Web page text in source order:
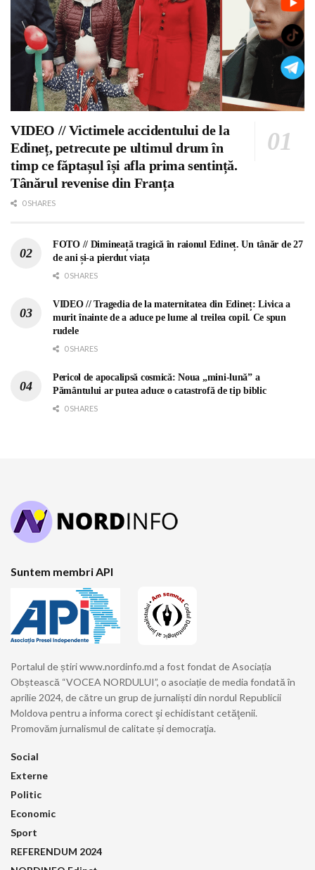
VIDEO // Victimele accidentului de la
Edineț, petrecute pe ultimul drum în
timp ce făptașul își afla prima sentință.
Tânărul revenise din Franța
0 SHARES
FOTO // Dimineață tragică în raionul Edineț. Un tânăr de 27
de ani și-a pierdut viața
0 SHARES
VIDEO // Tragedia de la maternitatea din Edineț: Livica a
murit înainte de a aduce pe lume al treilea copil. Ce spun
rudele
0 SHARES
Pericol de apocalipsă cosmică: Noua „mini-lună” a
Pământului ar putea aduce o catastrofă de tip biblic
0 SHARES
Suntem membri API
Portalul de știri www.nordinfo.md a fost fondat de Asociația
Obștească “VOCEA NORDULUI”, o asociație de media fondată în
aprilie 2024, de către un grup de jurnaliști din nordul Republicii
Moldova pentru a informa corect şi echidistant cetăţenii.
Promovăm jurnalismul de calitate și democraţia.
Social
Externe
Politic
Economic
Sport
REFERENDUM 2024